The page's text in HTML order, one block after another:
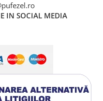
IN SOCIAL MEDIA